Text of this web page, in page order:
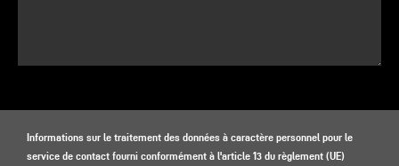
Informations sur le traitement des données à caractère personnel pour le
service de contact fourni conformément à l'article 13 du règlement (UE)